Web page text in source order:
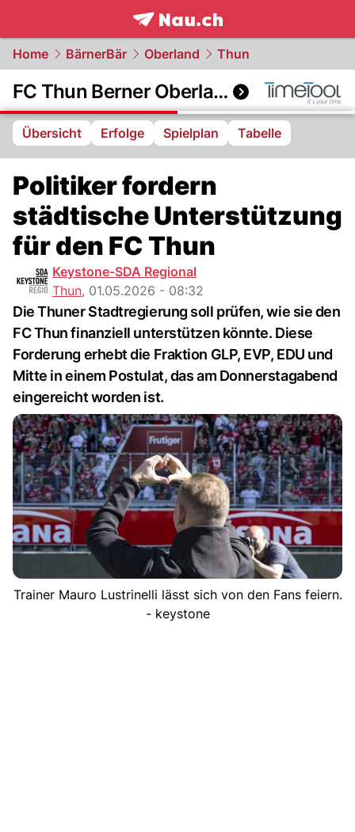
frontpage.NAU.ch
Home BärnerBär Oberland Thun
FC Thun Berner Oberland
Übersicht Erfolge Spielplan Tabelle
Politiker fordern
städtische Unterstützung
für den FC Thun
Keystone-SDA Regional
Thun, 01.05.2026 - 08:32
Die Thuner Stadtregierung soll prüfen, wie sie den
FC Thun finanziell unterstützen könnte. Diese
Forderung erhebt die Fraktion GLP, EVP, EDU und
Mitte in einem Postulat, das am Donnerstagabend
eingereicht worden ist.
Trainer Mauro Lustrinelli lässt sich von den Fans feiern.
- keystone